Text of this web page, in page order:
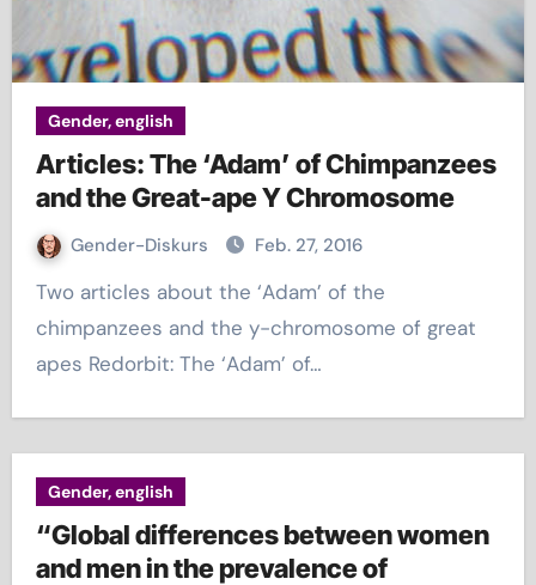
Gender, english
Articles: The ‘Adam’ of Chimpanzees
and the Great-ape Y Chromosome
Gender-Diskurs Feb. 27, 2016
Two articles about the ‘Adam’ of the
chimpanzees and the y-chromosome of great
apes Redorbit: The ‘Adam’ of…
Gender, english
“Global differences between women
and men in the prevalence of